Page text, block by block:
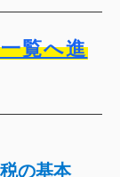
覧へ進
の基本